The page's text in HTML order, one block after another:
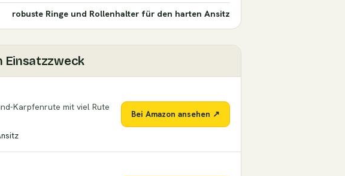
robuste Ringe und Rollenhalter für den harten Ansitz
Einsatzzweck
Karpfenrute mit viel Rute
Bei Amazon ansehen ↗